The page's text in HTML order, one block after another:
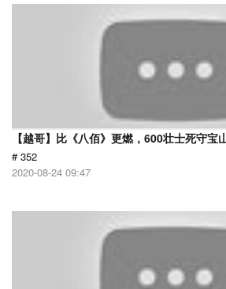
【越哥】比《八佰》更燃，600壮士死守宝
# 352
2020-08-24 09:47